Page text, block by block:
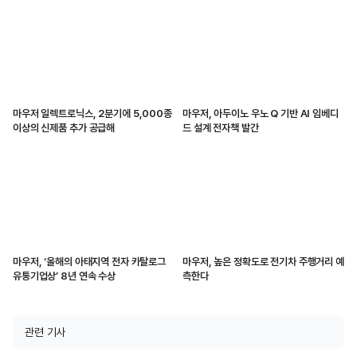
마우저 일렉트로닉스, 2분기에 5,000종
이상의 신제품 추가 공급해
마우저, 아두이노 우노 Q 기반 AI 임베디
드 설계 전자책 발간
마우저, ‘올해의 아태지역 전자 카탈로그
유통기업상’ 8년 연속 수상
마우저, 높은 정확도로 전기차 주행거리 예
측한다
관련 기사